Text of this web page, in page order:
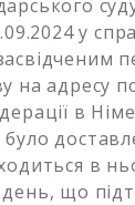
у
на адресу
в
було
в
що